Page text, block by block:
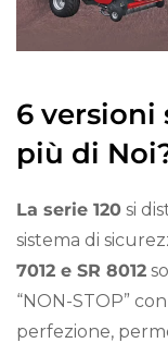
6 versioni
più di
La serie 120 si
sistema di
7012 e SR 8012
“NON-STOP”
perfezione,